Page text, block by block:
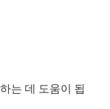
는 데 도움이 됩